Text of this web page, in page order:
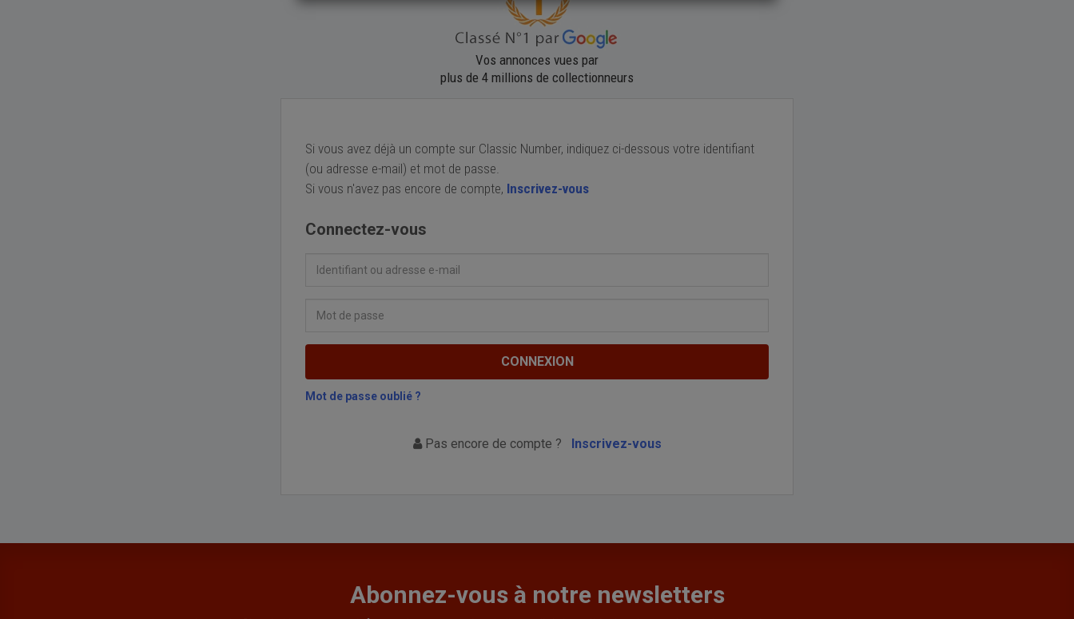
Vos annonces vues par
plus de 4 millions de collectionneurs
Si vous avez déjà un compte sur Classic Number, indiquez ci-dessous votre identifiant
(ou adresse e-mail) et mot de passe.
Si vous n'avez pas encore de compte, Inscrivez-vous
Connectez-vous
Mot de passe oublié ?
Pas encore de compte ? Inscrivez-vous
Abonnez-vous à notre newsletters